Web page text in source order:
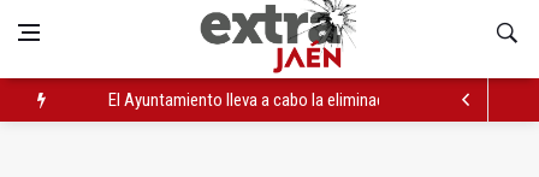
El Ayuntamiento lleva a cabo la eliminación de grafitis en el